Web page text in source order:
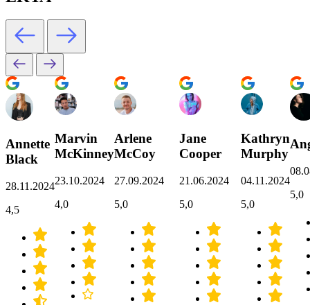
Annette
Black
28.11.2024
4,5
Marvin
McKinney
23.10.2024
4,0
Arlene
McCoy
27.09.2024
5,0
Jane
Cooper
21.06.2024
5,0
Kathryn
Murphy
04.11.2024
5,0
5,0